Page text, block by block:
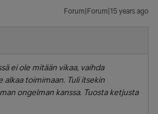
Forum|Forum|15 years ago
ei ole mitään vikaa, vaihda
alkaa toimimaan. Tuli itsekin
ongelman kanssa. Tuosta ketjusta